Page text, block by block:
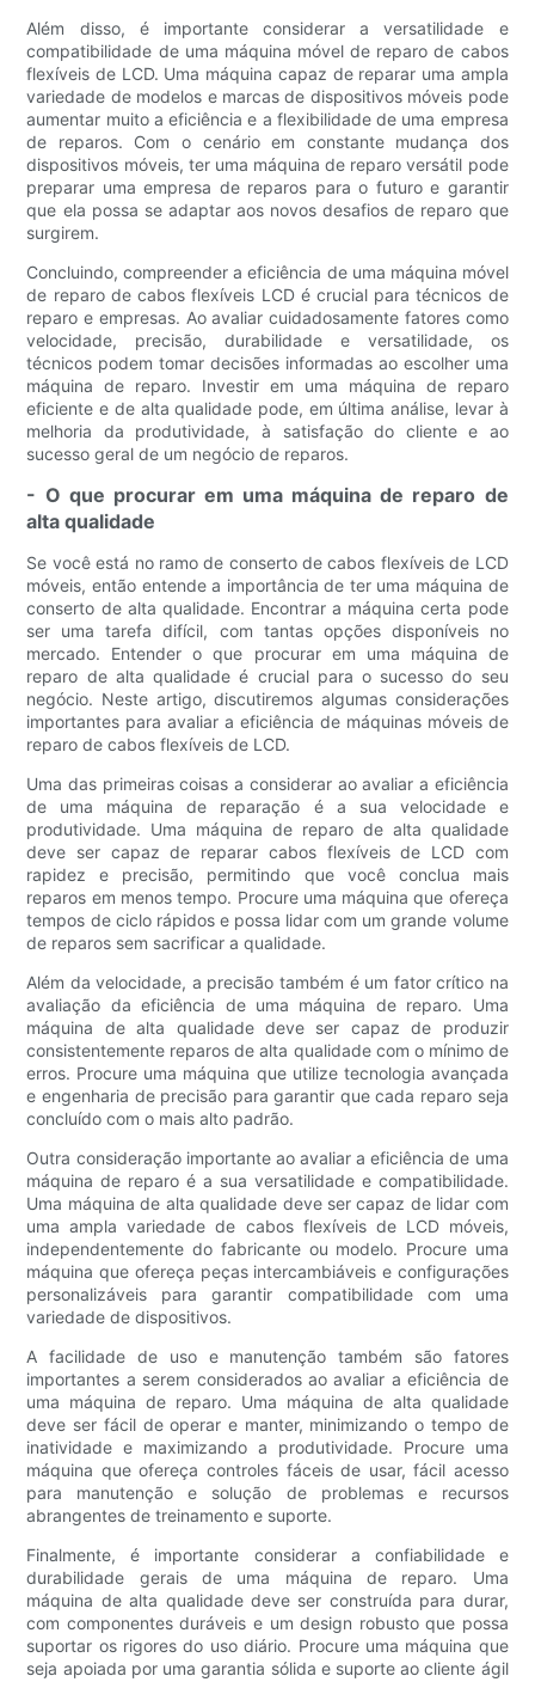
Além disso, é importante considerar a versatilidade e
compatibilidade de uma máquina móvel de reparo de cabos
flexíveis de LCD. Uma máquina capaz de reparar uma ampla
variedade de modelos e marcas de dispositivos móveis pode
aumentar muito a eficiência e a flexibilidade de uma empresa
de reparos. Com o cenário em constante mudança dos
dispositivos móveis, ter uma máquina de reparo versátil pode
preparar uma empresa de reparos para o futuro e garantir
que ela possa se adaptar aos novos desafios de reparo que
surgirem.
Concluindo, compreender a eficiência de uma máquina móvel
de reparo de cabos flexíveis LCD é crucial para técnicos de
reparo e empresas. Ao avaliar cuidadosamente fatores como
velocidade, precisão, durabilidade e versatilidade, os
técnicos podem tomar decisões informadas ao escolher uma
máquina de reparo. Investir em uma máquina de reparo
eficiente e de alta qualidade pode, em última análise, levar à
melhoria da produtividade, à satisfação do cliente e ao
sucesso geral de um negócio de reparos.
- O que procurar em uma máquina de reparo de
alta qualidade
Se você está no ramo de conserto de cabos flexíveis de LCD
móveis, então entende a importância de ter uma máquina de
conserto de alta qualidade. Encontrar a máquina certa pode
ser uma tarefa difícil, com tantas opções disponíveis no
mercado. Entender o que procurar em uma máquina de
reparo de alta qualidade é crucial para o sucesso do seu
negócio. Neste artigo, discutiremos algumas considerações
importantes para avaliar a eficiência de máquinas móveis de
reparo de cabos flexíveis de LCD.
Uma das primeiras coisas a considerar ao avaliar a eficiência
de uma máquina de reparação é a sua velocidade e
produtividade. Uma máquina de reparo de alta qualidade
deve ser capaz de reparar cabos flexíveis de LCD com
rapidez e precisão, permitindo que você conclua mais
reparos em menos tempo. Procure uma máquina que ofereça
tempos de ciclo rápidos e possa lidar com um grande volume
de reparos sem sacrificar a qualidade.
Além da velocidade, a precisão também é um fator crítico na
avaliação da eficiência de uma máquina de reparo. Uma
máquina de alta qualidade deve ser capaz de produzir
consistentemente reparos de alta qualidade com o mínimo de
erros. Procure uma máquina que utilize tecnologia avançada
e engenharia de precisão para garantir que cada reparo seja
concluído com o mais alto padrão.
Outra consideração importante ao avaliar a eficiência de uma
máquina de reparo é a sua versatilidade e compatibilidade.
Uma máquina de alta qualidade deve ser capaz de lidar com
uma ampla variedade de cabos flexíveis de LCD móveis,
independentemente do fabricante ou modelo. Procure uma
máquina que ofereça peças intercambiáveis ​​e configurações
personalizáveis ​​para garantir compatibilidade com uma
variedade de dispositivos.
A facilidade de uso e manutenção também são fatores
importantes a serem considerados ao avaliar a eficiência de
uma máquina de reparo. Uma máquina de alta qualidade
deve ser fácil de operar e manter, minimizando o tempo de
inatividade e maximizando a produtividade. Procure uma
máquina que ofereça controles fáceis de usar, fácil acesso
para manutenção e solução de problemas e recursos
abrangentes de treinamento e suporte.
Finalmente, é importante considerar a confiabilidade e
durabilidade gerais de uma máquina de reparo. Uma
máquina de alta qualidade deve ser construída para durar,
com componentes duráveis ​​e um design robusto que possa
suportar os rigores do uso diário. Procure uma máquina que
seja apoiada por uma garantia sólida e suporte ao cliente ágil